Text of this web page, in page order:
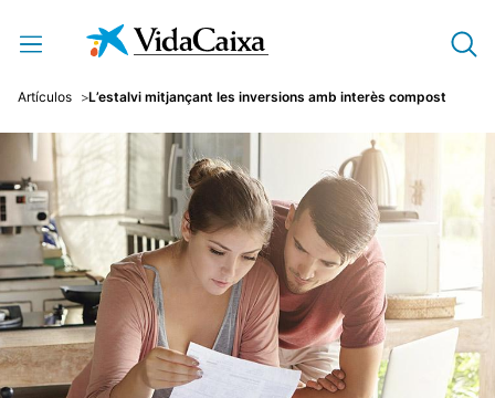
Salta al contingut principal
Artículos L’estalvi mitjançant les inversions amb interès compost